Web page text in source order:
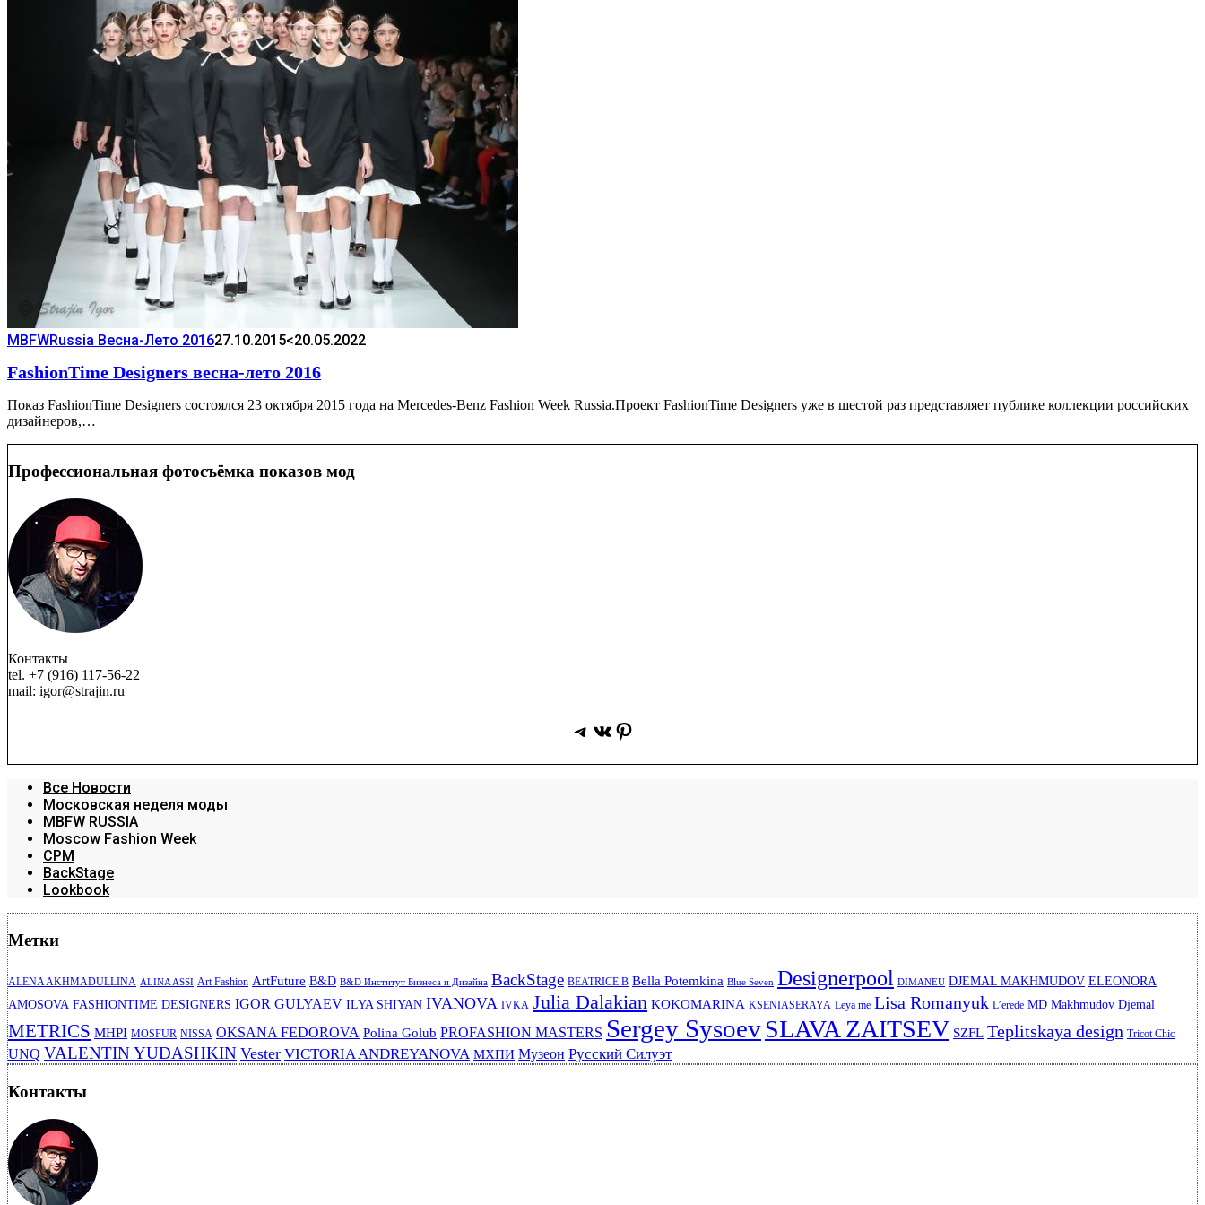
MBFWRussia Весна-Лето 201627.10.2015<20.05.2022
FashionTime Designers весна-лето 2016
Показ FashionTime Designers состоялся 23 октября 2015 года на Mercedes-Benz Fashion Week Russia.Проект FashionTime Designers уже в шестой раз представляет публике коллекции российских
дизайнеров,…
Профессиональная фотосъёмка показов мод
Контакты
tel. +7 (916) 117-56-22
mail: igor@strajin.ru
Telegram
ВКонтакте
Pinterest
Все Новости
Московская неделя моды
MBFW RUSSIA
Moscow Fashion Week
CPM
BackStage
Lookbook
Метки
ALENA AKHMADULLINA ALINA ASSI Art Fashion ArtFuture B&D B&D Институт Бизнеса и Дизайна BackStage BEATRICE.B Bella Potemkina Blue Seven Designerpool DIMANEU DJEMAL MAKHMUDOV ELEONORA
AMOSOVA FASHIONTIME DESIGNERS IGOR GULYAEV ILYA SHIYAN IVANOVA IVKA Julia Dalakian KOKOMARINA KSENIASERAYA Leya me Lisa Romanyuk L’erede MD Makhmudov Djemal
METRICS MHPI MOSFUR NISSA OKSANA FEDOROVA Polina Golub PROFASHION MASTERS Sergey SysoevSLAVA ZAITSEV SZFL Teplitskaya design Tricot Chic
UNQ VALENTIN YUDASHKIN Vester VICTORIA ANDREYANOVA МХПИ Музеон Русский Силуэт
Контакты